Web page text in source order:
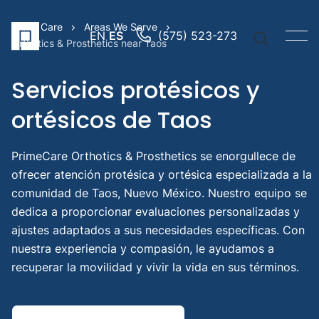
EN ES (575) 523-273
Brazo
Pierna
Prime Care
Areas We Serve
Orthotics & Prosthetics near Taos
Servicios protésicos y
ortésicos de Taos
PrimeCare Orthotics & Prosthetics se enorgullece de
ofrecer atención protésica y ortésica especializada a la
comunidad de Taos, Nuevo México. Nuestro equipo se
dedica a proporcionar evaluaciones personalizadas y
ajustes adaptados a sus necesidades específicas. Con
nuestra experiencia y compasión, le ayudamos a
recuperar la movilidad y vivir la vida en sus términos.